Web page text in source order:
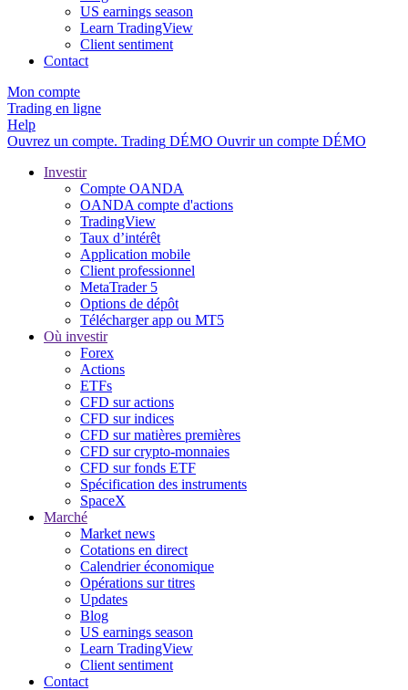
US earnings season
Learn TradingView
Client sentiment
Contact
Mon compte
Trading en ligne
Help
Ouvrez un compte. Trading DÉMO Ouvrir un compte DÉMO
Investir
Compte OANDA
OANDA compte d'actions
TradingView
Taux d’intérêt
Application mobile
Client professionnel
MetaTrader 5
Options de dépôt
Télécharger app ou MT5
Où investir
Forex
Actions
ETFs
CFD sur actions
CFD sur indices
CFD sur matières premières
CFD sur crypto-monnaies
CFD sur fonds ETF
Spécification des instruments
SpaceX
Marché
Market news
Cotations en direct
Calendrier économique
Opérations sur titres
Updates
Blog
US earnings season
Learn TradingView
Client sentiment
Contact